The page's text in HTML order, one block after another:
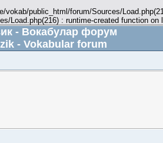
public_html/forum/Sources/
Load.php(216) : runtime-created function on
- Вокабулар форум
- Vokabular forum